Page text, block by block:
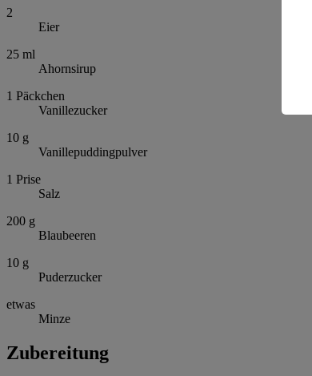
2
Eier
25 ml
Ahornsirup
1 Päckchen
Vanillezucker
10 g
Vanillepuddingpulver
1 Prise
Salz
200 g
Blaubeeren
10 g
Puderzucker
etwas
Minze
Zubereitung